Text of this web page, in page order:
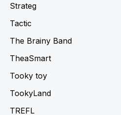
Strateg
Tactic
The Brainy Band
TheaSmart
Tooky toy
TookyLand
TREFL